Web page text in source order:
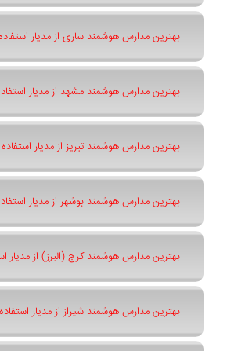
بهترین مدارس هوشمند ساری از مدیار
بهترین مدارس هوشمند مشهد از مدیار
بهترین مدارس هوشمند تبریز از مدیار
بهترین مدارس هوشمند بوشهر از مدیار
بهترین مدارس هوشمند کرج (البرز) از مدیار
بهترین مدارس هوشمند شیراز از مدیار